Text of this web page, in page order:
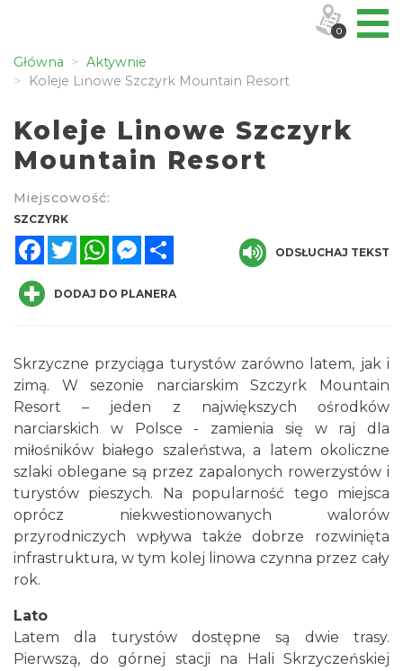
Główna
Aktywnie
Koleje Linowe Szczyrk Mountain Resort
Koleje Linowe Szczyrk
Mountain Resort
Miejscowość:
SZCZYRK
FacebookTwitterWhatsAppMessenger
ODSŁUCHAJ TEKST
DODAJ DO PLANERA
Skrzyczne przyciąga turystów zarówno latem, jak i
zimą. W sezonie narciarskim Szczyrk Mountain
Resort – jeden z największych ośrodków
narciarskich w Polsce - zamienia się w raj dla
miłośników białego szaleństwa, a latem okoliczne
szlaki oblegane są przez zapalonych rowerzystów i
turystów pieszych. Na popularność tego miejsca
oprócz niekwestionowanych walorów
przyrodniczych wpływa także dobrze rozwinięta
infrastruktura, w tym kolej linowa czynna przez cały
rok.
Lato
Latem dla turystów dostępne są dwie trasy.
Pierwszą, do górnej stacji na Hali Skrzyczeńskiej
0